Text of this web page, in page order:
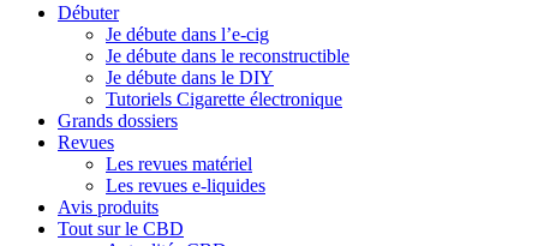
Débuter
Je débute dans l’e-cig
Je débute dans le reconstructible
Je débute dans le DIY
Tutoriels Cigarette électronique
Grands dossiers
Revues
Les revues matériel
Les revues e-liquides
Avis produits
Tout sur le CBD